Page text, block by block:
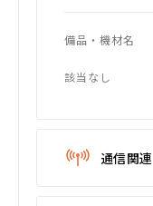
備品・機材名
該当なし
通信関連